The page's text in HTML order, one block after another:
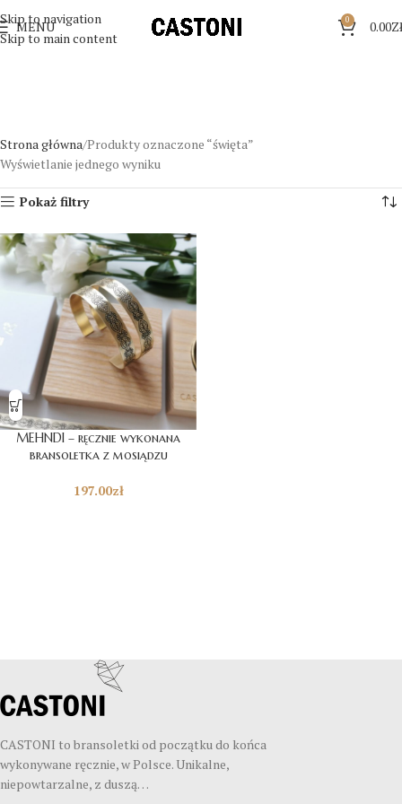
Skip to navigation
Skip to main content
MENU 0 0.00
Strona główna Produkty oznaczone “święta”
Wyświetlanie jednego wyniku
Pokaż filtry
MEHNDI – ręcznie wykonana
bransoletka z mosiądzu
197.00zł
CASTONI to bransoletki od początku do końca
wykonywane ręcznie, w Polsce. Unikalne,
niepowtarzalne, z duszą…